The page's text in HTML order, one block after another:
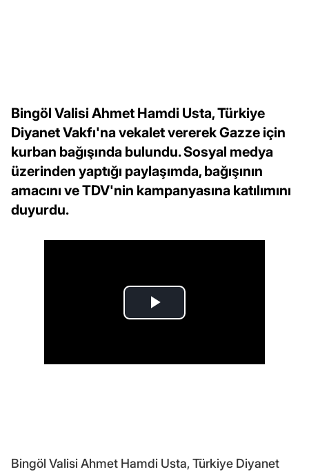
Bingöl Valisi Ahmet Hamdi Usta, Türkiye
Diyanet Vakfı'na vekalet vererek Gazze için
kurban bağışında bulundu. Sosyal medya
üzerinden yaptığı paylaşımda, bağışının
amacını ve TDV'nin kampanyasına katılımını
duyurdu.
Bingöl Valisi Ahmet Hamdi Usta, Türkiye Diyanet